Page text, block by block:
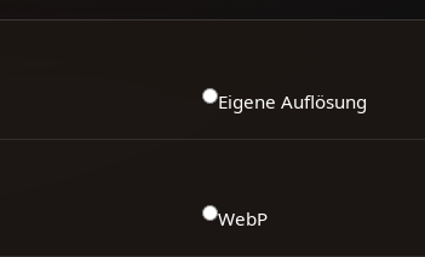
Eigene Auflösung
WebP